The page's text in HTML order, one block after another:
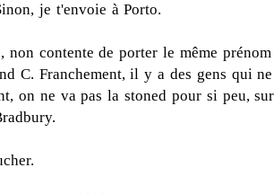
je t'envoie à Porto.
non contente de porter le même
C. Franchement, il y a des gens qui
on ne va pas la stoned pour si peu,